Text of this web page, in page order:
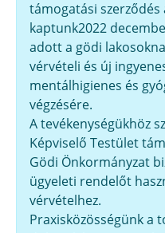
támogatási
kaptunk2022
adott a gödi
vérvételi és új
mentálhigienes és
végzésére.
A tevékenységükhöz
Képviselő Testület
Gödi Önkormányzat
ügyeleti rendelőt
vérvételhez.
Praxisközösségünk a